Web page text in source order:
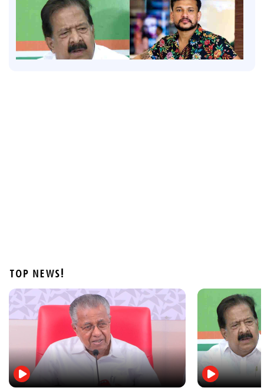
യുപിഐ ഇടപാടിന് ചാര്‍ജ്; ഉപഭോക്താക്കളെ
ബാധിക്കില്ലെന്നു പേമെന്‍റ് കൗണ്‍സില്‍ ഓഫ് ഇന്ത്യ
2 hours ago
TOP NEWS!